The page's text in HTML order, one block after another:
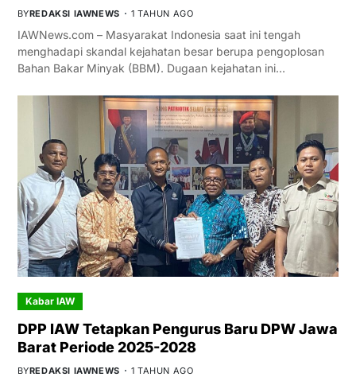
BYREDAKSI IAWNEWS 1 TAHUN AGO
IAWNews.com – Masyarakat Indonesia saat ini tengah
menghadapi skandal kejahatan besar berupa pengoplosan
Bahan Bakar Minyak (BBM). Dugaan kejahatan ini…
Kabar IAW
DPP IAW Tetapkan Pengurus Baru DPW Jawa
Barat Periode 2025-2028
BYREDAKSI IAWNEWS 1 TAHUN AGO